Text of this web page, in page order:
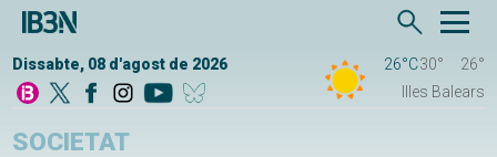
Dissabte, 08 d'agost de 2026 26°C30°
26°
Illes Balears
SOCIETAT